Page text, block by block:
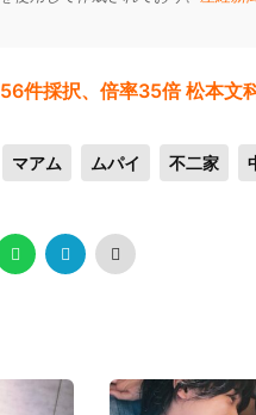
件採択、倍率35倍 松本文
マアム ムパイ 不二家